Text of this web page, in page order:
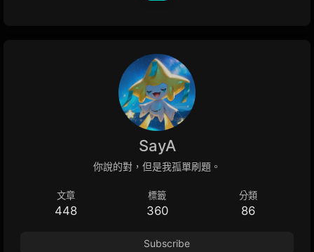
SayA
你說的對，但是我孤單刷題。
文章
448
標籤
360
分類
86
Subscribe